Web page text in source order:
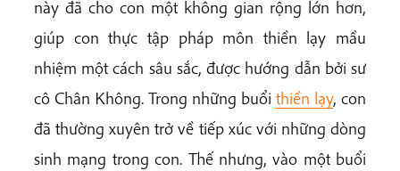
này đã cho con một không gian rộng lớn hơn,
giúp con thực tập pháp môn thiền lạy mầu
nhiệm một cách sâu sắc, được hướng dẫn bởi sư
cô Chân Không. Trong những buổi thiền lạy, con
đã thường xuyên trở về tiếp xúc với những dòng
sinh mạng trong con. Thế nhưng, vào một buổi